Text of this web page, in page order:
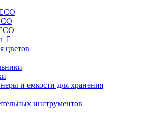
цветов
и емкости для хранения
инструментов